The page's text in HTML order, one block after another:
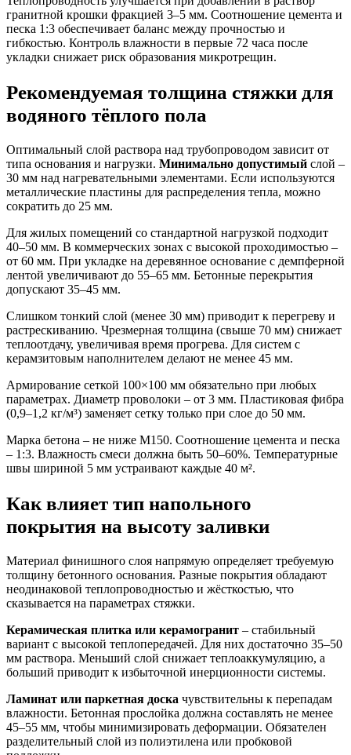
гранитной крошки фракцией 3–5 мм. Соотношение цемента и
песка 1:3 обеспечивает баланс между прочностью и
гибкостью. Контроль влажности в первые 72 часа после
укладки снижает риск образования микротрещин.
Рекомендуемая толщина стяжки для
водяного тёплого пола
Оптимальный слой раствора над трубопроводом зависит от
типа основания и нагрузки. Минимально допустимый слой –
30 мм над нагревательными элементами. Если используются
металлические пластины для распределения тепла, можно
сократить до 25 мм.
Для жилых помещений со стандартной нагрузкой подходит
40–50 мм. В коммерческих зонах с высокой проходимостью –
от 60 мм. При укладке на деревянное основание с демпферной
лентой увеличивают до 55–65 мм. Бетонные перекрытия
допускают 35–45 мм.
Слишком тонкий слой (менее 30 мм) приводит к перегреву и
растрескиванию. Чрезмерная толщина (свыше 70 мм) снижает
теплоотдачу, увеличивая время прогрева. Для систем с
керамзитовым наполнителем делают не менее 45 мм.
Армирование сеткой 100×100 мм обязательно при любых
параметрах. Диаметр проволоки – от 3 мм. Пластиковая фибра
(0,9–1,2 кг/м³) заменяет сетку только при слое до 50 мм.
Марка бетона – не ниже М150. Соотношение цемента и песка
– 1:3. Влажность смеси должна быть 50–60%. Температурные
швы шириной 5 мм устраивают каждые 40 м².
Как влияет тип напольного
покрытия на высоту заливки
Материал финишного слоя напрямую определяет требуемую
толщину бетонного основания. Разные покрытия обладают
неодинаковой теплопроводностью и жёсткостью, что
сказывается на параметрах стяжки.
Керамическая плитка или керамогранит – стабильный
вариант с высокой теплопередачей. Для них достаточно 35–50
мм раствора. Меньший слой снижает теплоаккумуляцию, а
больший приводит к избыточной инерционности системы.
Ламинат или паркетная доска чувствительны к перепадам
влажности. Бетонная прослойка должна составлять не менее
45–55 мм, чтобы минимизировать деформации. Обязателен
разделительный слой из полиэтилена или пробковой